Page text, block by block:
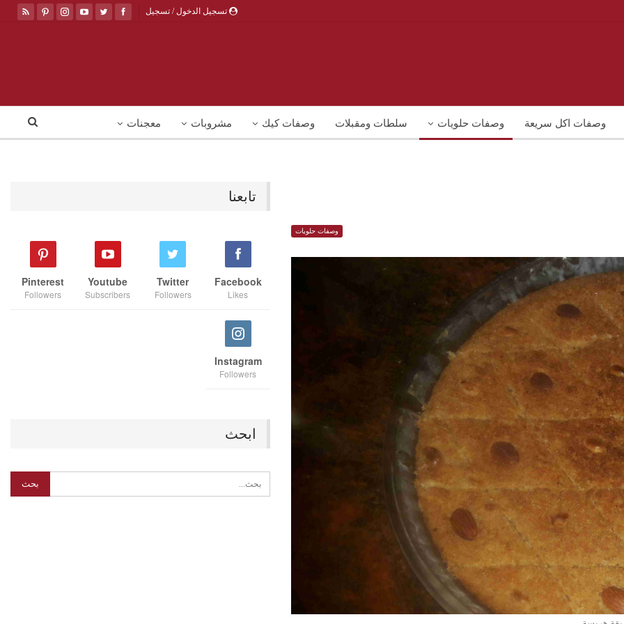
تسجيل الدخول / تسجيل
وصفات اكل سريعة وصفات حلويات سلطات ومقبلات وصفات كيك مشروبات معجنات
وصفات حلويات
تابعنا
Facebook
Likes
Twitter
Followers
Youtube
Subscribers
Pinterest
Followers
Instagram
Followers
ابحث